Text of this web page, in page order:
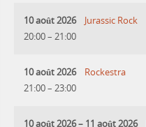
10 août 2026
20:00– 21:00
Jurassic Rock
10 août 2026
21:00– 23:00
Rockestra
10 août 2026– 11 août 2026